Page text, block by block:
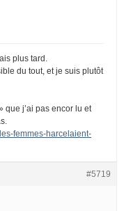
plus tard.
du tout, et je suis plutôt
que j’ai pas encor lu et
femmes-harcelaient-
#5719